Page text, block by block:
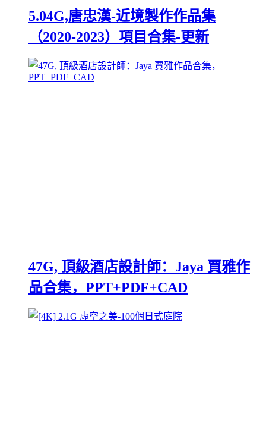
5.04G,唐忠漢-近境製作作品集
（2020-2023）項目合集-更新
47G, 頂級酒店設計師：Jaya 賈雅作
品合集，PPT+PDF+CAD